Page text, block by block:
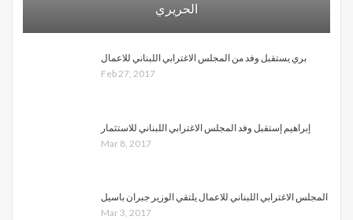
الحريري
بري يستقبل وفد من المجلس الاغترابي اللبناني للاعمال
Feb 27, 2017
إبراهيم إستقبل وفد المجلس الاغترابي اللبناني للاستثمار
Mar 8, 2017
المجلس الاغترابي اللبناني للاعمال يلتقي الوزير جبران باسيل
Mar 3, 2017